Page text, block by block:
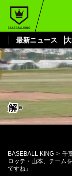
最新ニュース
BASEBALL KING 千
ロッテ・山本、チーム
ですね」